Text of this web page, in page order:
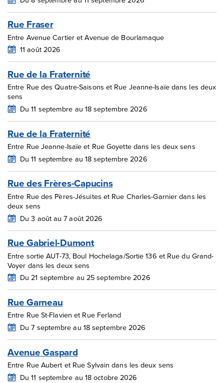
Rue Fraser
Entre Avenue Cartier et Avenue de Bourlamaque
11 août 2026
Rue de la Fraternité
Entre Rue des Quatre-Saisons et Rue Jeanne-Isaïe dans les deux
sens
Du 11 septembre au 18 septembre 2026
Rue de la Fraternité
Entre Rue Jeanne-Isaïe et Rue Goyette dans les deux sens
Du 11 septembre au 18 septembre 2026
Rue des Frères-Capucins
Entre Rue des Pères-Jésuites et Rue Charles-Garnier dans les
deux sens
Du 3 août au 7 août 2026
Rue Gabriel-Dumont
Entre sortie AUT-73, Boul Hochelaga/Sortie 136 et Rue du Grand-
Voyer dans les deux sens
Du 21 septembre au 25 septembre 2026
Rue Garneau
Entre Rue St-Flavien et Rue Ferland
Du 7 septembre au 18 septembre 2026
Avenue Gaspard
Entre Rue Aubert et Rue Sylvain dans les deux sens
Du 11 septembre au 18 octobre 2026